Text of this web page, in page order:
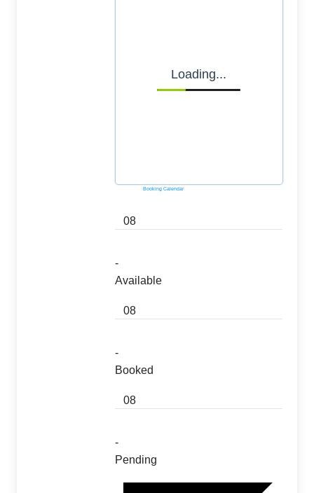
Loading...
Booking Calendar
08
-
Available
08
-
Booked
08
-
Pending